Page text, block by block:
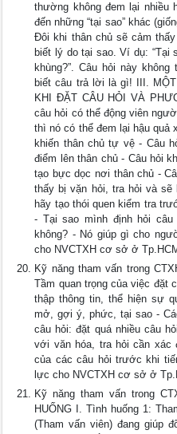
thường không đem lại nhiều
đến những “tại sao” khác
Đôi khi thân chủ sẽ cảm
biết lý do tại sao. Ví dụ: “Tại
khùng?”. Câu hỏi này
biết câu trả lời là gì! III.
KHI ĐẶT CÂU HỎI VÀ
câu hỏi có thể động viên
thì nó có thể đem lại hậu quả
khiến thân chủ tự vệ - Câu
điểm lên thân chủ - Câu hỏi
tạo bực dọc nơi thân chủ -
thấy bị vặn hỏi, tra hỏi và
hãy tạo thói quen kiểm tra
- Tại sao mình định hỏi
không? - Nó giúp gì cho
cho NVCTXH cơ sở ở
Kỹ năng tham vấn trong
Tầm quan trọng của việc đặt
thập thông tin, thể hiện sự
mở, gợi ý, phức, tại sao -
câu hỏi: đặt quá nhiều câu
với văn hóa, tra hỏi cần
của các câu hỏi trước khi
lực cho NVCTXH cơ sở ở
Kỹ năng tham vấn trong
HUỐNG I. Tình huống 1:
(Tham vấn viên) đang giúp